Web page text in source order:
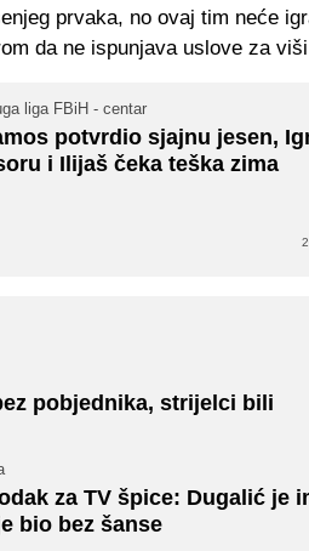
prvaka, no ovaj tim neće
da ne ispunjava uslove za
liga FBiH - centar
potvrdio sjajnu jesen,
i Ilijaš čeka teška zima
pobjednika, strijelci bili
za TV špice: Dugalić je
bio bez šanse